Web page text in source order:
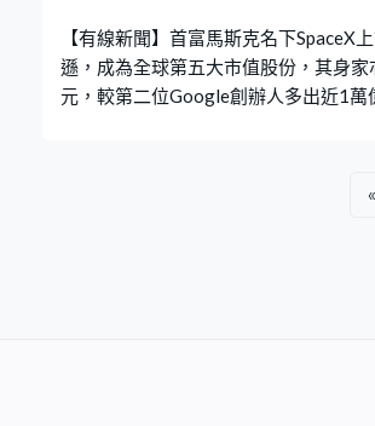
宣布達成協議後，有海事情報公司指至
【有線新聞】首富馬斯克名下SpaceX
遜，成為全球第五大市值股份，其身
元，較第二位Google創辦人多出近1萬
«